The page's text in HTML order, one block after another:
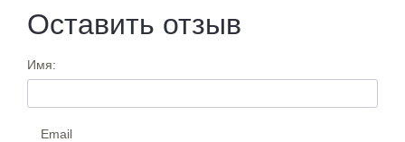
Оставить отзыв
Имя:
Email